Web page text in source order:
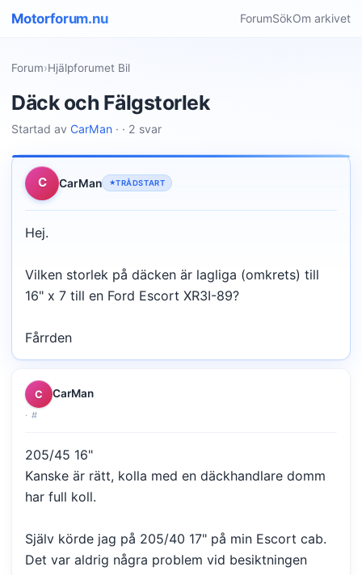
Motorforum.nu ForumSökOm arkivet
Forum›Hjälpforumet Bil
Däck och Fälgstorlek
Startad av CarMan · · 2 svar
C CarMan TRÅDSTART
Hej.
Vilken storlek på däcken är lagliga (omkrets) till
16" x 7 till en Ford Escort XR3I-89?
Fårrden
C CarMan
· #
205/45 16"
Kanske är rätt, kolla med en däckhandlare domm
har full koll.
Själv körde jag på 205/40 17" på min Escort cab.
Det var aldrig några problem vid besiktningen